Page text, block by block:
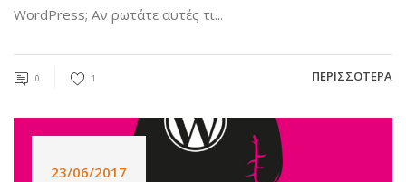
WordPress; Αν ρωτάτε αυτές τι...
0 1 ΠΕΡΙΣΣΌΤΕΡΑ
23/06/2017